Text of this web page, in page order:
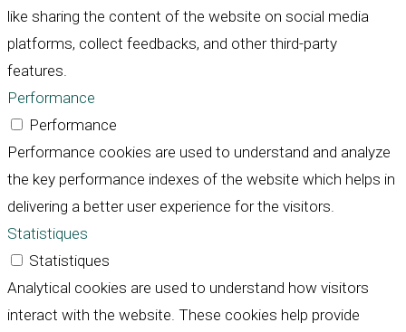
like sharing the content of the website on social media
platforms, collect feedbacks, and other third-party
features.
Performance
Performance
Performance cookies are used to understand and analyze
the key performance indexes of the website which helps in
delivering a better user experience for the visitors.
Statistiques
Statistiques
Analytical cookies are used to understand how visitors
interact with the website. These cookies help provide